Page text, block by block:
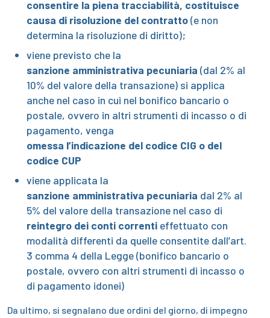
consentire la piena tracciabilità, costituisce
causa di risoluzione del contratto(e non
determina la risoluzione di diritto);
viene previsto che la
sanzione amministrativa pecuniaria (dal 2% al
10% del valore della transazione) si applica
anche nel caso in cui nel bonifico bancario o
postale, ovvero in altri strumenti di incasso o di
pagamento, venga
omessa l’indicazione del codice CIG o del
codice CUP
viene applicata la
sanzione amministrativa pecuniaria dal 2% al
5% del valore della transazione nel caso di
reintegro dei conti correnti effettuato con
modalità differenti da quelle consentite dall’art.
3 comma 4 della Legge (bonifico bancario o
postale, ovvero con altri strumenti di incasso o
di pagamento idonei)
Da ultimo, si segnalano due ordini del giorno, di impegno